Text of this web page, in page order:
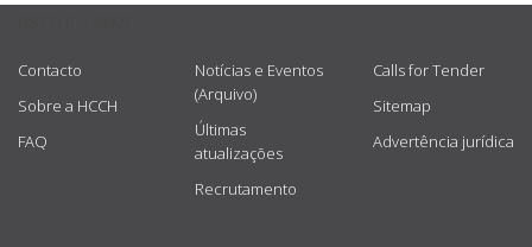
Contacto
Sobre a HCCH
FAQ
Notícias e Eventos
(Arquivo)
Últimas
atualizações
Recrutamento
Calls for Tender
Sitemap
Advertência jurídica